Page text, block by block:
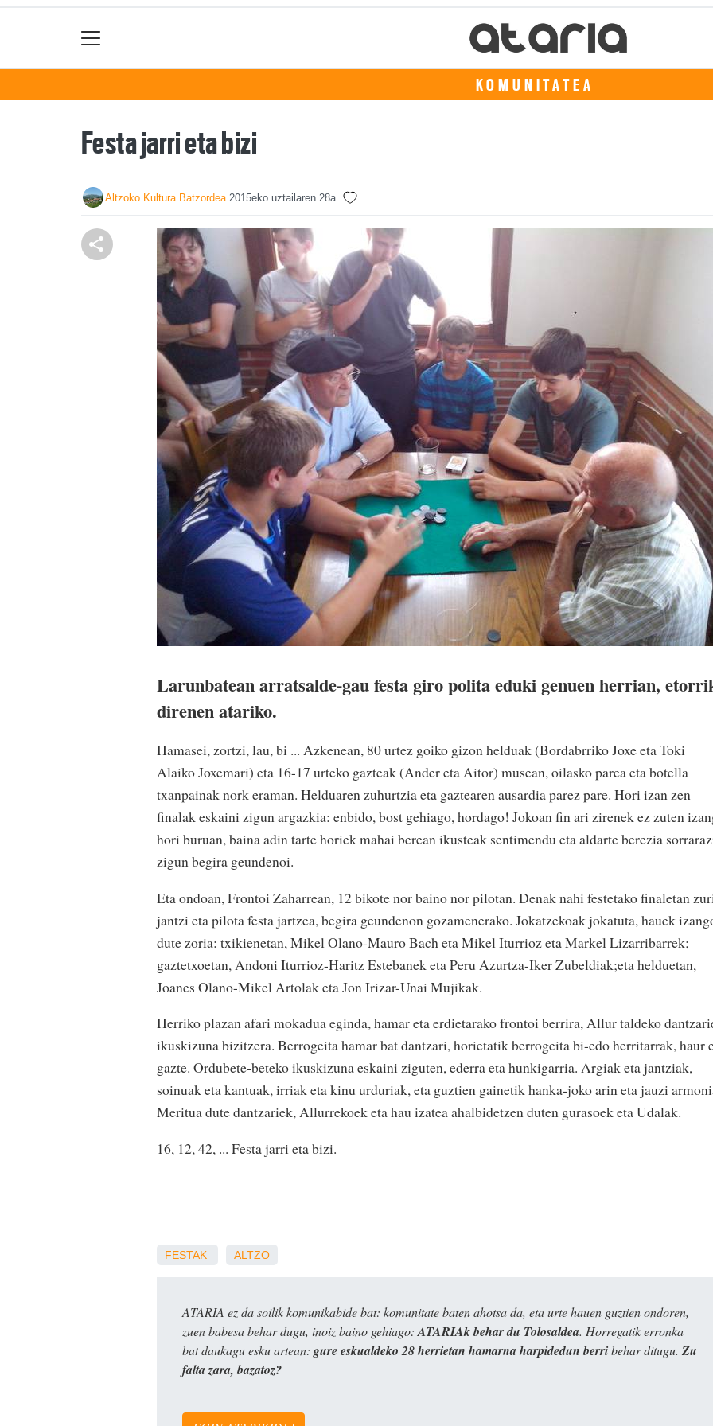
KOMUNITATEA
Festa jarri eta bizi
Altzoko Kultura Batzordea 2015eko uztailaren 28a
Larunbatean arratsalde-gau festa giro polita eduki genuen herrian,
direnen atariko.
Hamasei, zortzi, lau, bi ... Azkenean, 80 urtez goiko gizon helduak (Bordabrriko Joxe eta Toki
Alaiko Joxemari) eta 16-17 urteko gazteak (Ander eta Aitor) musean, oilasko parea eta botella
txanpainak nork eraman. Helduaren zuhurtzia eta gaztearen ausardia parez pare. Hori izan zen
finalak eskaini zigun argazkia: enbido, bost gehiago, hordago! Jokoan fin ari zirenek ez zuten
hori buruan, baina adin tarte horiek mahai berean ikusteak sentimendu eta aldarte berezia
zigun begira geundenoi.
Eta ondoan, Frontoi Zaharrean, 12 bikote nor baino nor pilotan. Denak nahi festetako finaletan
jantzi eta pilota festa jartzea, begira geundenon gozamenerako. Jokatzekoak jokatuta, hauek
dute zoria: txikienetan, Mikel Olano-Mauro Bach eta Mikel Iturrioz eta Markel Lizarribarrek;
gaztetxoetan, Andoni Iturrioz-Haritz Estebanek eta Peru Azurtza-Iker Zubeldiak;eta helduetan,
Joanes Olano-Mikel Artolak eta Jon Irizar-Unai Mujikak.
Herriko plazan afari mokadua eginda, hamar eta erdietarako frontoi berrira, Allur taldeko
ikuskizuna bizitzera. Berrogeita hamar bat dantzari, horietatik berrogeita bi-edo herritarrak, haur
gazte. Ordubete-beteko ikuskizuna eskaini ziguten, ederra eta hunkigarria. Argiak eta jantziak,
soinuak eta kantuak, irriak eta kinu urduriak, eta guztien gainetik hanka-joko arin eta jauzi
Meritua dute dantzariek, Allurrekoek eta hau izatea ahalbidetzen duten gurasoek eta Udalak.
16, 12, 42, ... Festa jarri eta bizi.
FESTAK ALTZO
ATARIA ez da soilik komunikabide bat: komunitate baten ahotsa da, eta urte hauen guztien ondoren,
zuen babesa behar dugu, inoiz baino gehiago:ATARIAk behar du Tolosaldea. Horregatik erronka
bat daukagu esku artean: gure eskualdeko 28 herrietan hamarna harpidedun berribehar ditugu. Zu
falta zara, bazatoz?